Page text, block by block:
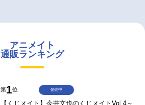
アニメイト
通販ランキング
第1位
【くじメイト】今井文也のくじメイトVol.4～
発売中